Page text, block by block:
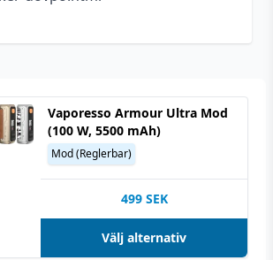
Vaporesso Armour Ultra Mod
(100 W, 5500 mAh)
Mod (Reglerbar)
499 SEK
Välj alternativ